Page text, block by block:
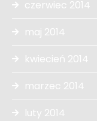
czerwiec 2014
maj 2014
kwiecień 2014
marzec 2014
luty 2014